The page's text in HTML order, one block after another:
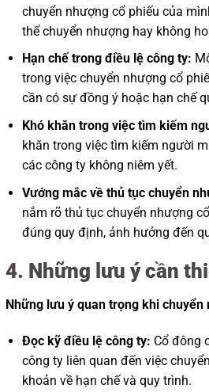
chuyển nhượng cổ phiếu của
thể chuyển nhượng hay không
Hạn chế trong điều lệ công ty:
trong việc chuyển nhượng cổ
cần có sự đồng ý hoặc hạn chế
Khó khăn trong việc tìm kiếm
khăn trong việc tìm kiếm người
các công ty không niêm yết.
Vướng mắc về thủ tục chuyển
nắm rõ thủ tục chuyển nhượng
đúng quy định, ảnh hưởng đến
4. Những lưu ý cần
Những lưu ý quan trọng khi chuyển
Đọc kỹ điều lệ công ty: Cổ đông
công ty liên quan đến việc
khoản về hạn chế và quy trình.